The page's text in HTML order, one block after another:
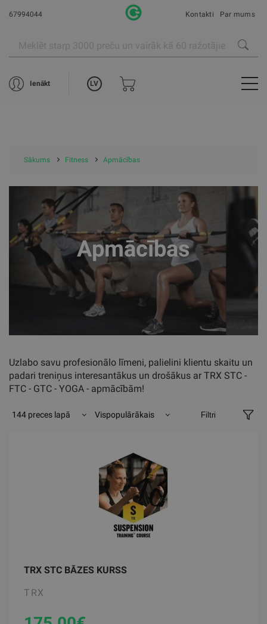
67994044 Kontakti Par mums
Ienākt LV
Sākums Fitness Apmācības
Apmācības
Uzlabo savu profesionālo līmeni, palielini klientu skaitu un
padari treniņus interesantākus un drošākus ar TRX STC -
FTC - GTC - YOGA - apmācībām!
144 preces lapā Vispopulārākais Filtri
TRX STC BĀZES KURSS
TRX